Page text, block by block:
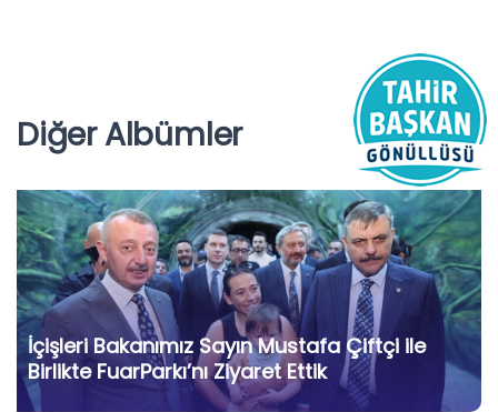
Diğer Albümler
İçişleri Bakanımız Sayın Mustafa Çiftçi ile
Birlikte FuarParkı’nı Ziyaret Ettik